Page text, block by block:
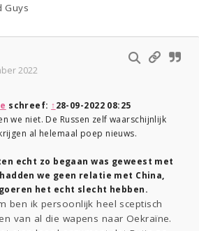
Guys
2022
schreef: ↑28-09-2022 08:25
we niet. De Russen zelf waarschijnlijk
al helemaal poep nieuws.
echt zo begaan was geweest met
we geen relatie met China,
het echt slecht hebben.
ben ik persoonlijk heel sceptisch
van al die wapens naar Oekraïne.